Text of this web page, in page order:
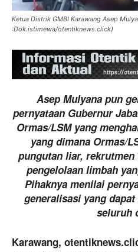
Ketua Distrik GMBI Karawang Asep
:Dok.istimewa/otentiknews.click)
Asep Mulyana pun
pernyataan Gubernur
Ormas/LSM yang
yang dimana Ormas/
pungutan liar,
pengelolaan limbah
Pihaknya menilai
generalisasi yang
seluruh
Karawang,